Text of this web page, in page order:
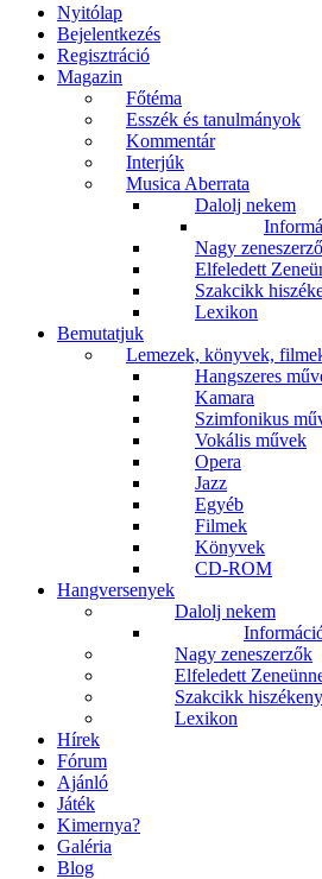
Nyitólap
Bejelentkezés
Regisztráció
Magazin
Főtéma
Esszék és tanulmányok
Kommentár
Interjúk
Musica Aberrata
Dalolj nekem
Nagy
Elfeledett
Szakcikk
Lexikon
Bemutatjuk
Lemezek, könyvek,
Hangszeres
Kamara
Szimfonikus
Vokális művek
Opera
Jazz
Egyéb
Filmek
Könyvek
CD-ROM
Hangversenyek
Dalolj nekem
Nagy zeneszerzők
Elfeledett
Szakcikk
Lexikon
Hírek
Fórum
Ajánló
Játék
Kimernya?
Galéria
Blog